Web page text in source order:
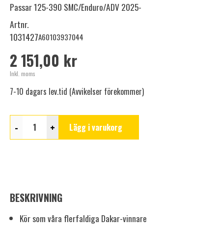
Passar 125-390 SMC/Enduro/ADV 2025-
Artnr.
1031427A60103937044
2 151,00 kr
Inkl. moms
7-10 dagars lev.tid (Avvikelser förekommer)
- + Lägg i varukorg
BESKRIVNING
Kör som våra flerfaldiga Dakar-vinnare